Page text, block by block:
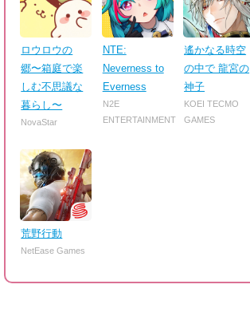
ロウロウの
郷〜箱庭で楽
しむ不思議な
暮らし〜
NovaStar
NTE:
Neverness to
Everness
N2E
ENTERTAINMENT
遙かなる時空
の中で 龍宮の
神子
KOEI TECMO
GAMES
荒野行動
NetEase Games